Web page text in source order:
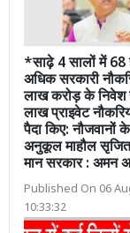
*साढ़े 4 सालों में 68
अधिक सरकारी
लाख करोड़ के
लाख प्राइवेट
पैदा किए: नौजवानों
अनुकूल माहौल
मान सरकार : अमन
Published On 06
10:33:32